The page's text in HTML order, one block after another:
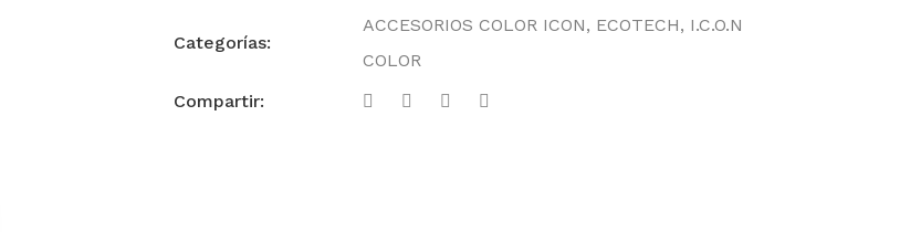
Categorías:
ACCESORIOS COLOR ICON, ECOTECH, I.C.O.N
COLOR
Compartir: